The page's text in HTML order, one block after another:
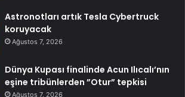
Astronotları artık Tesla Cybertruck
koruyacak
Ağustos 7, 2026
Dünya Kupası finalinde Acun Ilıcalı’nın
eşine tribünlerden ”Otur” tepkisi
Ağustos 7, 2026